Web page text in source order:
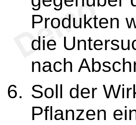
Produkten
die
nach
Soll der
Pflanzen